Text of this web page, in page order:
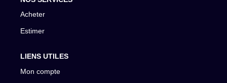
Acheter
Estimer
LIENS UTILES
Mon compte